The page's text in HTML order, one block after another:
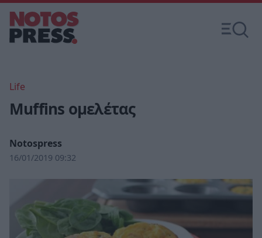
Life
Muffins ομελέτας
Notospress
16/01/2019 09:32